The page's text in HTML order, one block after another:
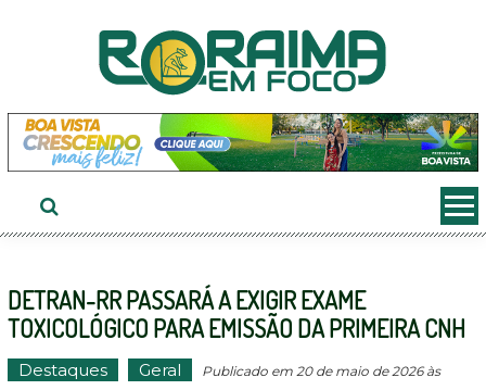
DETRAN-RR PASSARÁ A EXIGIR EXAME
TOXICOLÓGICO PARA EMISSÃO DA PRIMEIRA CNH
Destaques Geral
Publicado em 20 de maio de 2026 às